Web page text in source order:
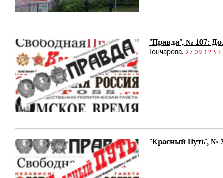
"Правда", № 107:
Гончарова. 27.09 12:53
"Красный Путь", №